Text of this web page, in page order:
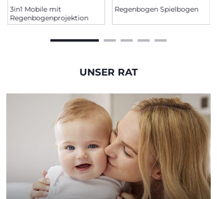
3in1 Mobile mit
Regenbogenprojektion
Regenbogen Spielbogen
UNSER RAT